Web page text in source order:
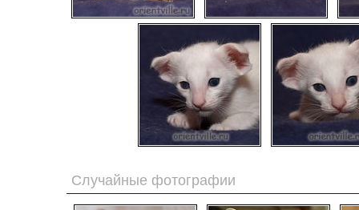
Случайные фотографии